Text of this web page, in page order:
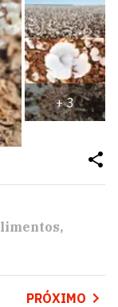
+3
PRÓXIMO